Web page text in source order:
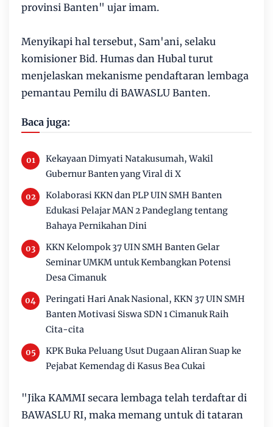
provinsi Banten" ujar imam.
Menyikapi hal tersebut, Sam'ani, selaku
komisioner Bid. Humas dan Hubal turut
menjelaskan mekanisme pendaftaran lembaga
pemantau Pemilu di BAWASLU Banten.
Baca juga:
Kekayaan Dimyati Natakusumah, Wakil
Gubernur Banten yang Viral di X
Kolaborasi KKN dan PLP UIN SMH Banten
Edukasi Pelajar MAN 2 Pandeglang tentang
Bahaya Pernikahan Dini
KKN Kelompok 37 UIN SMH Banten Gelar
Seminar UMKM untuk Kembangkan Potensi
Desa Cimanuk
Peringati Hari Anak Nasional, KKN 37 UIN SMH
Banten Motivasi Siswa SDN 1 Cimanuk Raih
Cita-cita
KPK Buka Peluang Usut Dugaan Aliran Suap ke
Pejabat Kemendag di Kasus Bea Cukai
"Jika KAMMI secara lembaga telah terdaftar di
BAWASLU RI, maka memang untuk di tataran